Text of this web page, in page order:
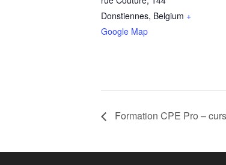
Donstiennes, Belgium +
Google Map
Formation CPE Pro –